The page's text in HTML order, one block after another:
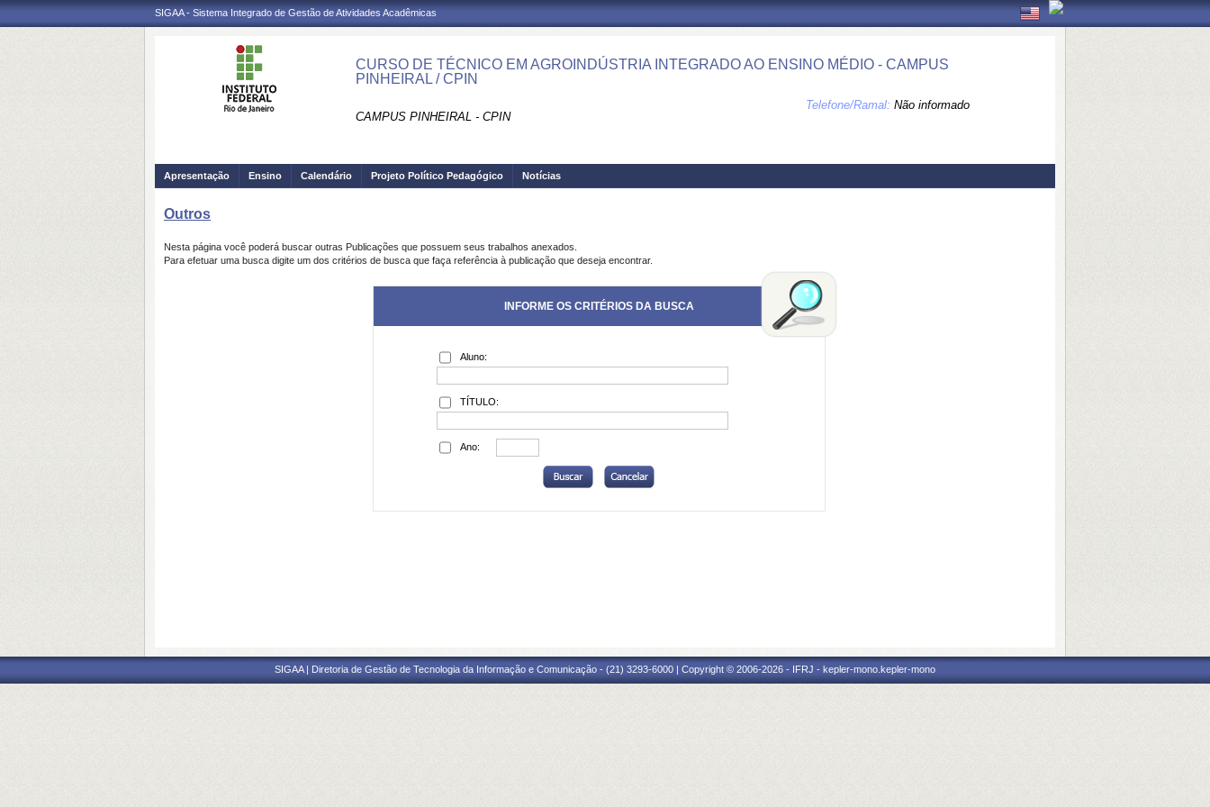
SIGAA - Sistema Integrado de Gestão de Atividades Acadêmicas
CURSO DE TÉCNICO EM AGROINDÚSTRIA INTEGRADO AO ENSINO MÉDIO - CAMPUS
PINHEIRAL / CPIN
CAMPUS PINHEIRAL - CPIN
Telefone/Ramal: Não informado
Apresentação Ensino Calendário Projeto Político Pedagógico Notícias
Outros
Nesta página você poderá buscar outras Publicações que possuem seus trabalhos anexados.
Para efetuar uma busca digite um dos critérios de busca que faça referência à publicação que deseja encontrar.
INFORME OS CRITÉRIOS DA BUSCA
Aluno:
TÍTULO:
Ano:
SIGAA | Diretoria de Gestão de Tecnologia da Informação e Comunicação - (21) 3293-6000 | Copyright © 2006-2026 - IFRJ - kepler-mono.kepler-mono